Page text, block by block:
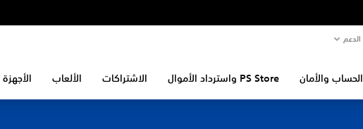
الدعم
الحساب والأمان PS Store واسترداد الأموال الاشتراكات الألعاب